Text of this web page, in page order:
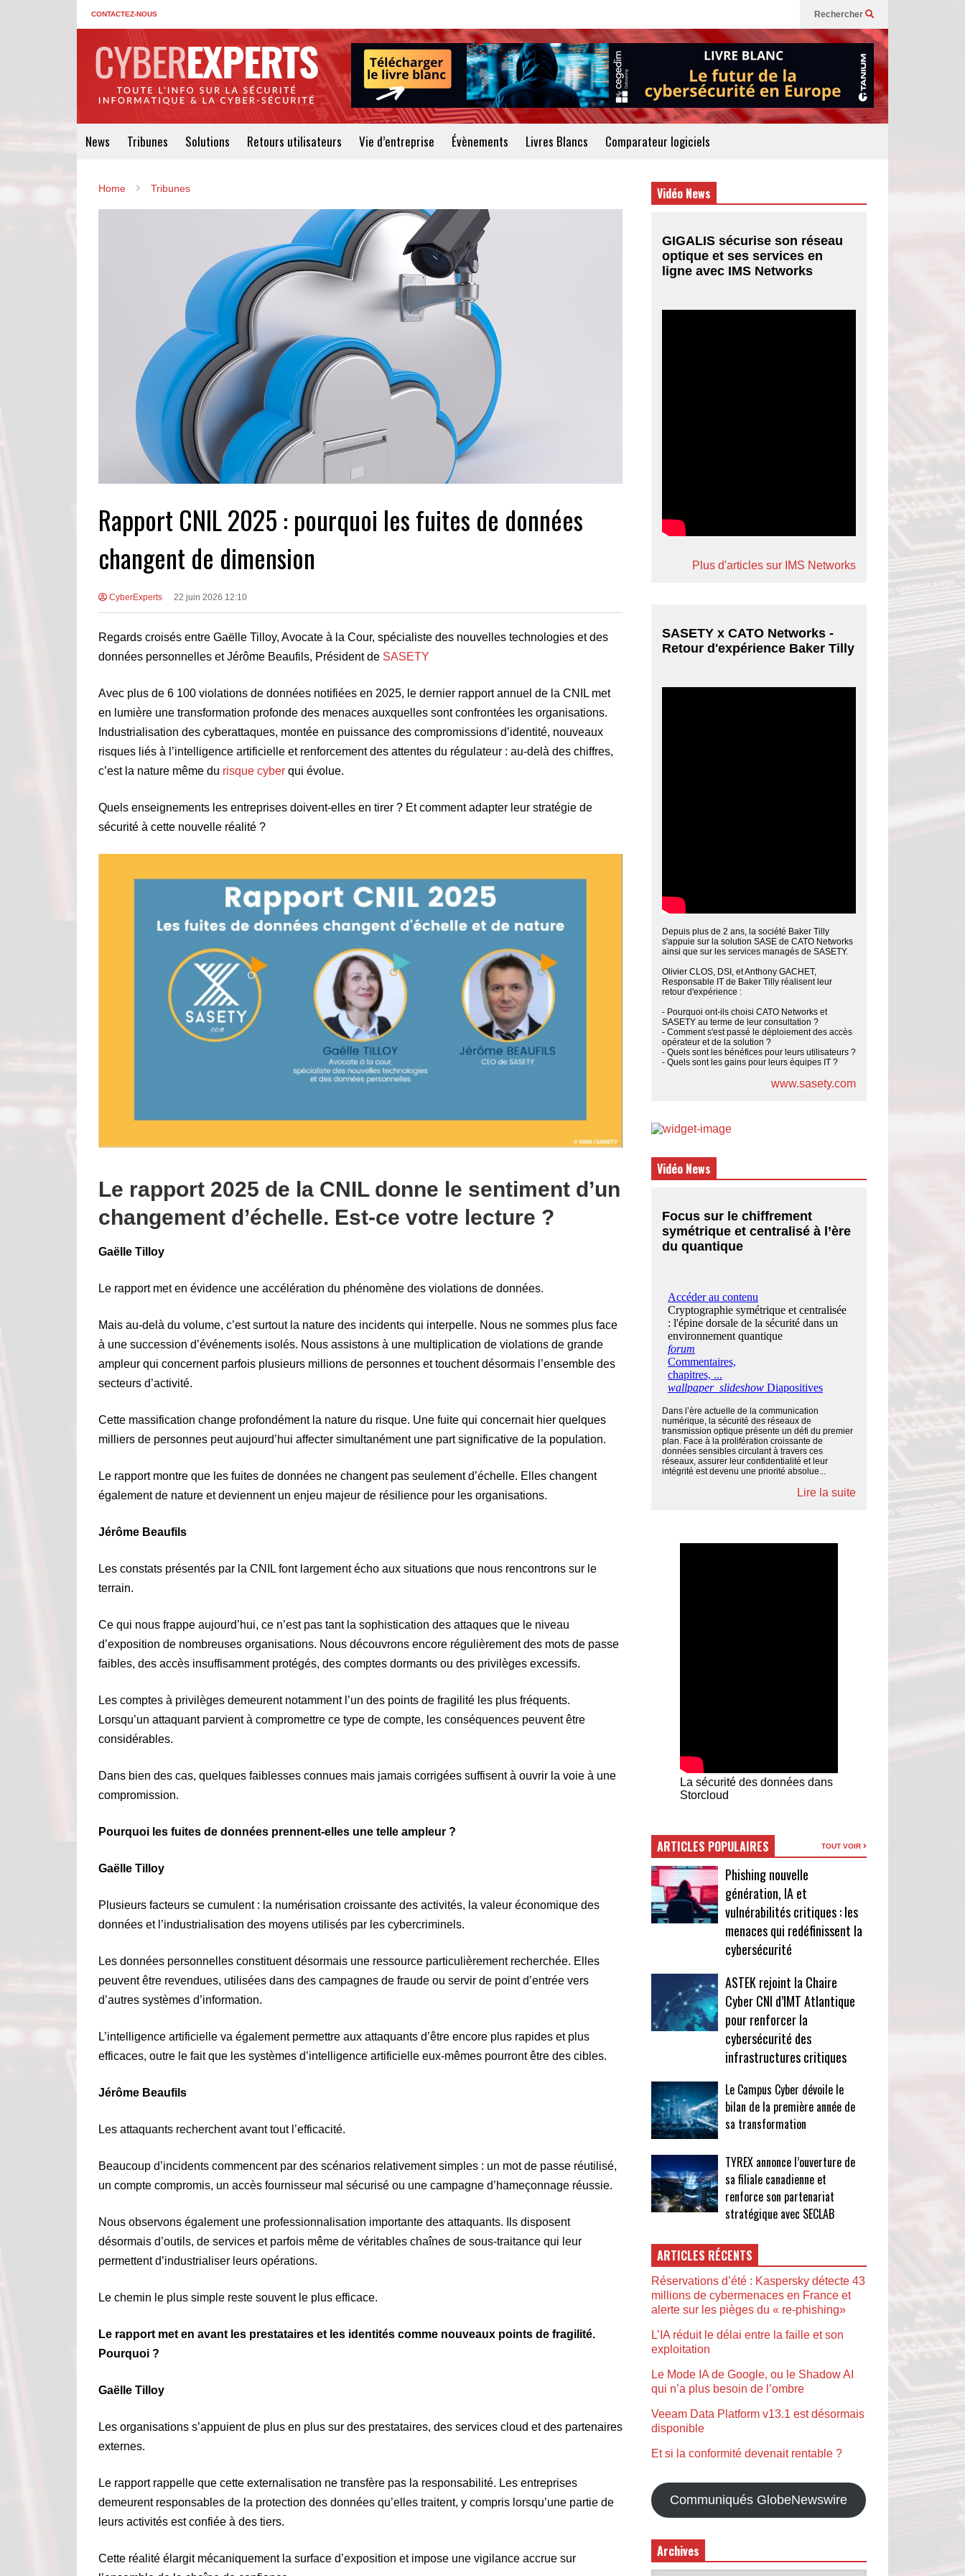
CONTACTEZ-NOUS Rechercher
News Tribunes Solutions Retours utilisateurs Vie d’entreprise Évènements Livres Blancs Comparateur logiciels
Home Tribunes
Rapport CNIL 2025 : pourquoi les fuites de données
changent de dimension
CyberExperts 22 juin 2026 12:10
Regards croisés entre Gaëlle Tilloy, Avocate à la Cour, spécialiste des nouvelles technologies et des
données personnelles et Jérôme Beaufils, Président de SASETY
Avec plus de 6 100 violations de données notifiées en 2025, le dernier rapport annuel de la CNIL met
en lumière une transformation profonde des menaces auxquelles sont confrontées les organisations.
Industrialisation des cyberattaques, montée en puissance des compromissions d’identité, nouveaux
risques liés à l’intelligence artificielle et renforcement des attentes du régulateur : au-delà des chiffres,
c’est la nature même du risque cyber qui évolue.
Quels enseignements les entreprises doivent-elles en tirer ? Et comment adapter leur stratégie de
sécurité à cette nouvelle réalité ?
Le rapport 2025 de la CNIL donne le sentiment d’un
changement d’échelle. Est-ce votre lecture ?
Gaëlle Tilloy
Le rapport met en évidence une accélération du phénomène des violations de données.
Mais au-delà du volume, c’est surtout la nature des incidents qui interpelle. Nous ne sommes plus face
à une succession d’événements isolés. Nous assistons à une multiplication de violations de grande
ampleur qui concernent parfois plusieurs millions de personnes et touchent désormais l’ensemble des
secteurs d’activité.
Cette massification change profondément la nature du risque. Une fuite qui concernait hier quelques
milliers de personnes peut aujourd’hui affecter simultanément une part significative de la population.
Le rapport montre que les fuites de données ne changent pas seulement d’échelle. Elles changent
également de nature et deviennent un enjeu majeur de résilience pour les organisations.
Jérôme Beaufils
Les constats présentés par la CNIL font largement écho aux situations que nous rencontrons sur le
terrain.
Ce qui nous frappe aujourd’hui, ce n’est pas tant la sophistication des attaques que le niveau
d’exposition de nombreuses organisations. Nous découvrons encore régulièrement des mots de passe
faibles, des accès insuffisamment protégés, des comptes dormants ou des privilèges excessifs.
Les comptes à privilèges demeurent notamment l’un des points de fragilité les plus fréquents.
Lorsqu’un attaquant parvient à compromettre ce type de compte, les conséquences peuvent être
considérables.
Dans bien des cas, quelques faiblesses connues mais jamais corrigées suffisent à ouvrir la voie à une
compromission.
Pourquoi les fuites de données prennent-elles une telle ampleur ?
Gaëlle Tilloy
Plusieurs facteurs se cumulent : la numérisation croissante des activités, la valeur économique des
données et l’industrialisation des moyens utilisés par les cybercriminels.
Les données personnelles constituent désormais une ressource particulièrement recherchée. Elles
peuvent être revendues, utilisées dans des campagnes de fraude ou servir de point d’entrée vers
d’autres systèmes d’information.
L’intelligence artificielle va également permettre aux attaquants d’être encore plus rapides et plus
efficaces, outre le fait que les systèmes d’intelligence artificielle eux-mêmes pourront être des cibles.
Jérôme Beaufils
Les attaquants recherchent avant tout l’efficacité.
Beaucoup d’incidents commencent par des scénarios relativement simples : un mot de passe réutilisé,
un compte compromis, un accès fournisseur mal sécurisé ou une campagne d’hameçonnage réussie.
Nous observons également une professionnalisation importante des attaquants. Ils disposent
désormais d’outils, de services et parfois même de véritables chaînes de sous-traitance qui leur
permettent d’industrialiser leurs opérations.
Le chemin le plus simple reste souvent le plus efficace.
Le rapport met en avant les prestataires et les identités comme nouveaux points de fragilité.
Pourquoi ?
Gaëlle Tilloy
Les organisations s’appuient de plus en plus sur des prestataires, des services cloud et des partenaires
externes.
Le rapport rappelle que cette externalisation ne transfère pas la responsabilité. Les entreprises
demeurent responsables de la protection des données qu’elles traitent, y compris lorsqu’une partie de
leurs activités est confiée à des tiers.
Cette réalité élargit mécaniquement la surface d’exposition et impose une vigilance accrue sur
Vidéo News
GIGALIS sécurise son réseau
optique et ses services en
ligne avec IMS Networks
Plus d'articles sur IMS Networks
SASETY x CATO Networks -
Retour d'expérience Baker Tilly
Depuis plus de 2 ans, la société Baker Tilly
s'appuie sur la solution SASE de CATO Networks
ainsi que sur les services managés de SASETY.
Olivier CLOS, DSI, et Anthony GACHET,
Responsable IT de Baker Tilly réalisent leur
retour d'expérience :
- Pourquoi ont-ils choisi CATO Networks et
SASETY au terme de leur consultation ?
- Comment s'est passé le déploiement des accès
opérateur et de la solution ?
- Quels sont les bénéfices pour leurs utilisateurs ?
- Quels sont les gains pour leurs équipes IT ?
www.sasety.com
Vidéo News
Focus sur le chiffrement
symétrique et centralisé à l’ère
du quantique
Dans l’ère actuelle de la communication
numérique, la sécurité des réseaux de
transmission optique présente un défi du premier
plan. Face à la prolifération croissante de
données sensibles circulant à travers ces
réseaux, assurer leur confidentialité et leur
intégrité est devenu une priorité absolue...
Lire la suite
La sécurité des données dans
Storcloud
ARTICLES POPULAIRES TOUT VOIR
Phishing nouvelle
génération, IA et
vulnérabilités critiques : les
menaces qui redéfinissent la
cybersécurité
ASTEK rejoint la Chaire
Cyber CNI d’IMT Atlantique
pour renforcer la
cybersécurité des
infrastructures critiques
Le Campus Cyber dévoile le
bilan de la première année de
sa transformation
TYREX annonce l’ouverture de
sa filiale canadienne et
renforce son partenariat
stratégique avec SECLAB
ARTICLES RÉCENTS
Réservations d’été : Kaspersky détecte 43
millions de cybermenaces en France et
alerte sur les pièges du « re-phishing»
L’IA réduit le délai entre la faille et son
exploitation
Le Mode IA de Google, ou le Shadow AI
qui n’a plus besoin de l’ombre
Veeam Data Platform v13.1 est désormais
disponible
Et si la conformité devenait rentable ?
Communiqués GlobeNewswire
Archives